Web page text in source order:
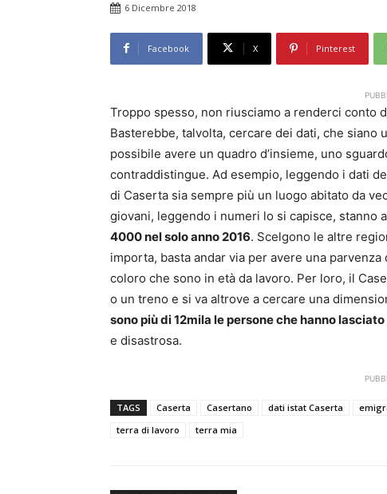
6 Dicembre 2018
Facebook X Pinterest
Troppo spesso, non riusciamo a renderci conto
Basterebbe, talvolta, cercare dei dati, che siano
possibile avere un quadro d’insieme, uno
contraddistingue. Ad esempio, leggendo i dati
di Caserta sia sempre più un luogo abitato da
giovani, leggendo i numeri lo si capisce, stanno
4000 nel solo anno 2016. Scelgono le altre
importa, basta andar via per avere una
coloro che sono in età da lavoro. Per loro, il
o un treno e si va altrove a cercare una
sono più di 12mila le persone che hanno
e disastrosa.
TAGS Caserta Casertano dati istat Caserta
terra di lavoro
terra mia